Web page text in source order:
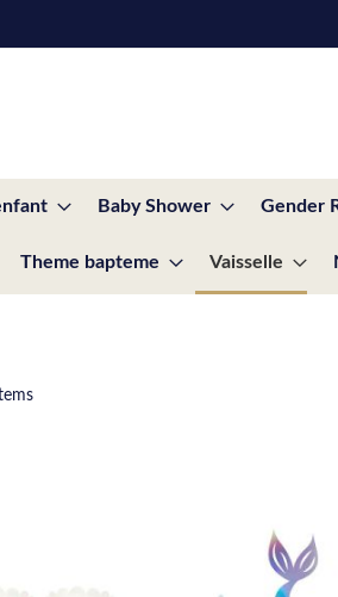
Baby Shower Gender
Theme bapteme Vaisselle